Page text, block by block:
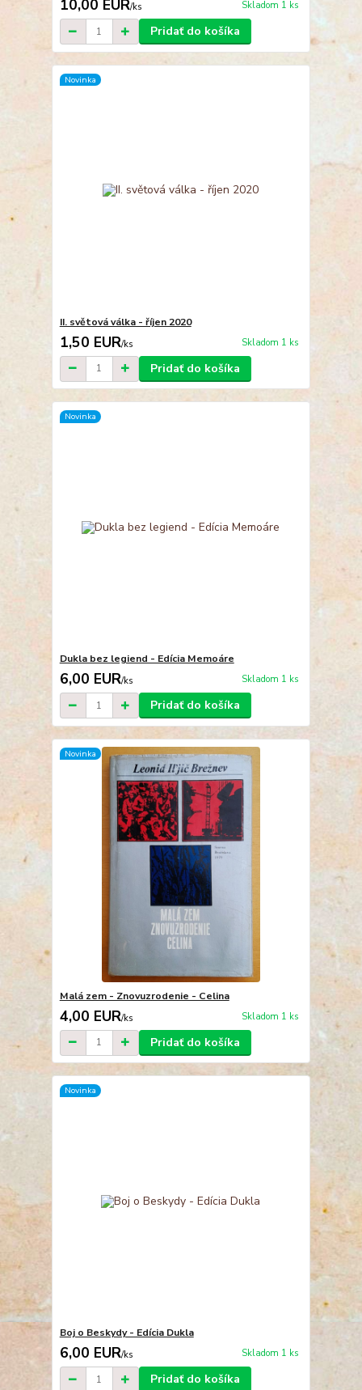
10,00 EUR/ks Skladom 1 ks
Pridať do košíka
Novinka
II. světová válka - říjen 2020
1,50 EUR/ks Skladom 1 ks
Pridať do košíka
Novinka
Dukla bez legiend - Edícia Memoáre
6,00 EUR/ks Skladom 1 ks
Pridať do košíka
Novinka
Malá zem - Znovuzrodenie - Celina
4,00 EUR/ks Skladom 1 ks
Pridať do košíka
Novinka
Boj o Beskydy - Edícia Dukla
6,00 EUR/ks Skladom 1 ks
Pridať do košíka